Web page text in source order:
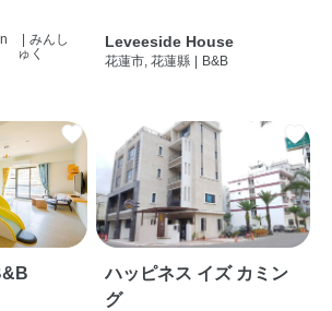
みんし
ゅく
Leveeside House
花蓮市, 花蓮縣 B&B
ハッピネス イズ カミン
グ